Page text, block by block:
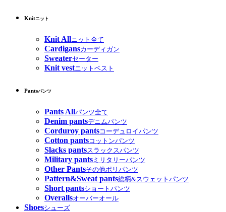
Knitニット
Knit Allニット全て
Cardigansカーディガン
Sweaterセーター
Knit vestニットベスト
Pantsパンツ
Pants Allパンツ全て
Denim pantsデニムパンツ
Corduroy pantsコーデュロイパンツ
Cotton pantsコットンパンツ
Slacks pantsスラックスパンツ
Military pants ミリタリーパンツ
Other Pantsその他ポリパンツ
Pattern&Sweat pants総柄&スウェットパンツ
Short pantsショートパンツ
Overallsオーバーオール
Shoesシューズ